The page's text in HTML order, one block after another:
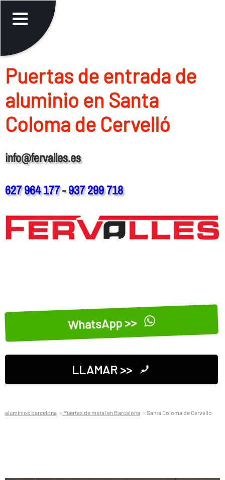
Puertas de entrada de
aluminio en Santa
Coloma de Cervelló
info@fervalles.es
627 964 177-937 299 718
WhatsApp >>
LLAMAR >>
aluminios barcelona Puertas de metal en Barcelona Santa Coloma de Cervelló